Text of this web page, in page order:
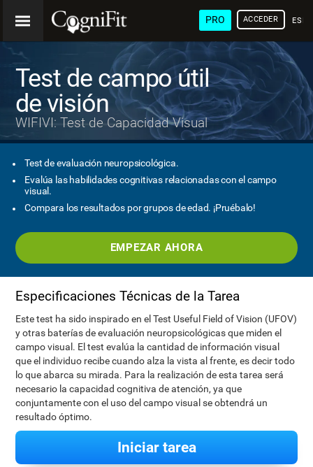
PRO ACCEDER
Test de campo útil
de visión
WIFIVI: Test de Capacidad Visual
Test de evaluación neuropsicológica.
Evalúa las habilidades cognitivas relacionadas con el campo
visual.
Compara los resultados por grupos de edad. ¡Pruébalo!
EMPEZAR AHORA
Especificaciones Técnicas de la Tarea
Este test ha sido inspirado en el Test Useful Field of Vision (UFOV)
y otras baterías de evaluación neuropsicológicas que miden el
campo visual. El test evalúa la cantidad de información visual
que el individuo recibe cuando alza la vista al frente, es decir todo
lo que abarca su mirada. Para la realización de esta tarea será
necesario la capacidad cognitiva de atención, ya que
conjuntamente con el uso del campo visual se obtendrá un
resultado óptimo.
Iniciar tarea